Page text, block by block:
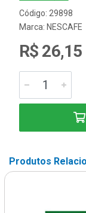
Código: 29898
Marca: NESCAFE
R$ 26,15
Produtos